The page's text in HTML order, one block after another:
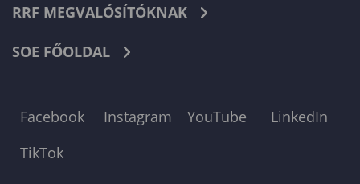
RRF MEGVALÓSÍTÓKNAK
SOE FŐOLDAL
Facebook Instagram YouTube
LinkedIn
TikTok